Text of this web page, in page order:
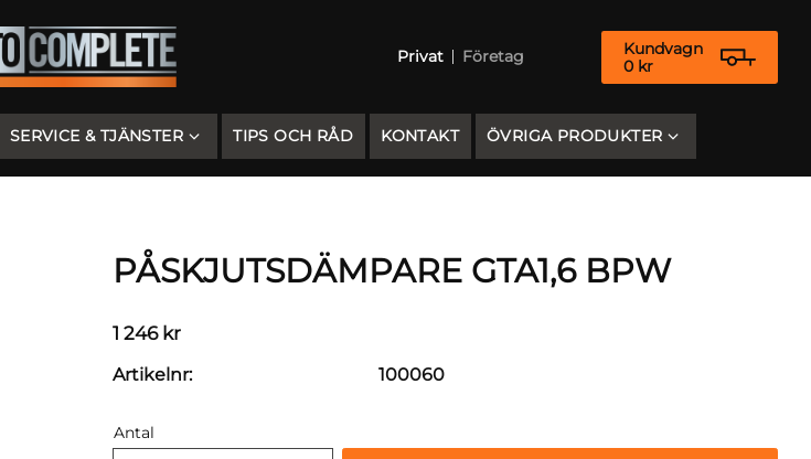
Privat Företag
Kundvagn
0 kr
SERVICE & TJÄNSTER TIPS OCH RÅD KONTAKT ÖVRIGA PRODUKTER
PÅSKJUTSDÄMPARE GTA1,6 BPW
1 246kr
Antal
Artikelnr 100060